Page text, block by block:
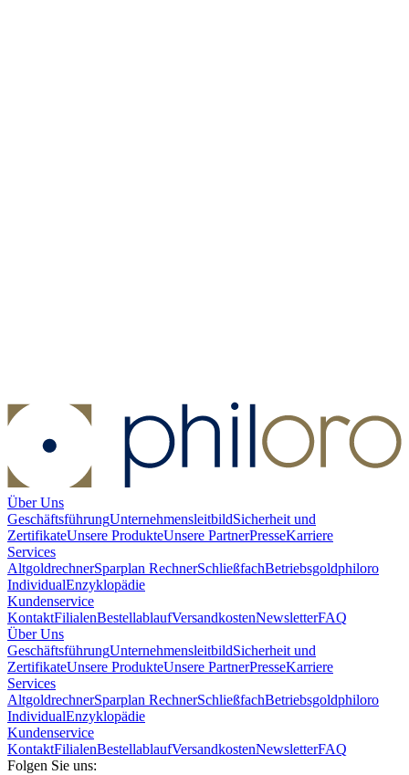
Über Uns
GeschäftsführungUnternehmensleitbildSicherheit und
ZertifikateUnsere ProdukteUnsere PartnerPresseKarriere
Services
AltgoldrechnerSparplan RechnerSchließfachBetriebsgoldphiloro
IndividualEnzyklopädie
Kundenservice
KontaktFilialenBestellablaufVersandkostenNewsletterFAQ
Über Uns
GeschäftsführungUnternehmensleitbildSicherheit und
ZertifikateUnsere ProdukteUnsere PartnerPresseKarriere
Services
AltgoldrechnerSparplan RechnerSchließfachBetriebsgoldphiloro
IndividualEnzyklopädie
Kundenservice
KontaktFilialenBestellablaufVersandkostenNewsletterFAQ
Folgen Sie uns: